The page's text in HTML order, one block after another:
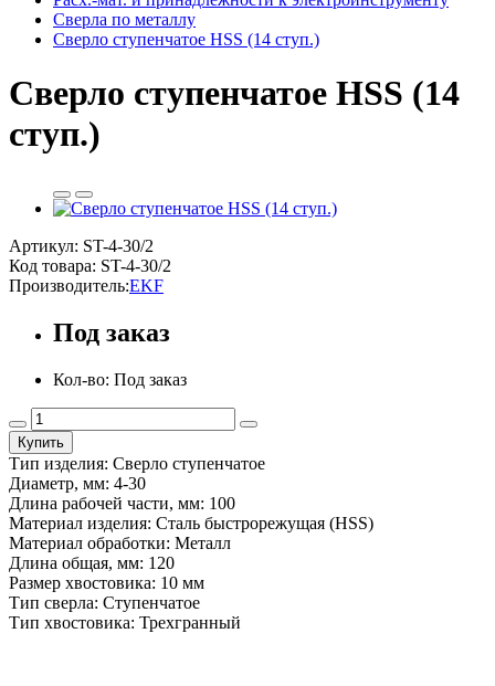
Сверла по металлу
Cверло ступенчатое HSS (14 ступ.)
Cверло ступенчатое HSS (14
ступ.)
Артикул: ST-4-30/2
Код товара: ST-4-30/2
Производитель:EKF
Под заказ
Кол-во: Под заказ
Купить
Тип изделия: Сверло ступенчатое
Диаметр, мм: 4-30
Длина рабочей части, мм: 100
Материал изделия: Сталь быстрорежущая (HSS)
Материал обработки: Металл
Длина общая, мм: 120
Размер хвостовика: 10 мм
Тип сверла: Ступенчатое
Тип хвостовика: Трехгранный